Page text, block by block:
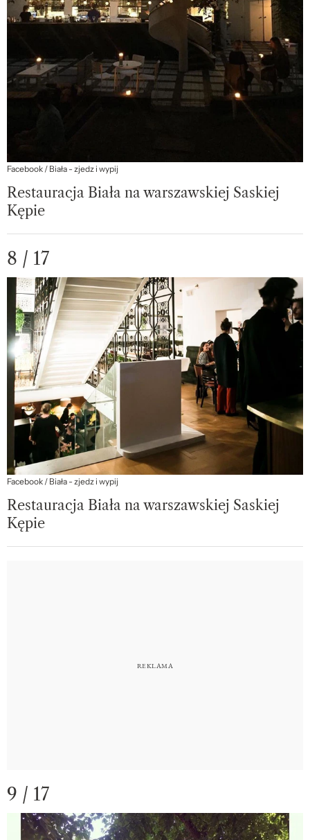
Facebook / Biała - zjedz i wypij
Restauracja Biała na warszawskiej Saskiej
Kępie
8 / 17
Facebook / Biała - zjedz i wypij
Restauracja Biała na warszawskiej Saskiej
Kępie
9 / 17